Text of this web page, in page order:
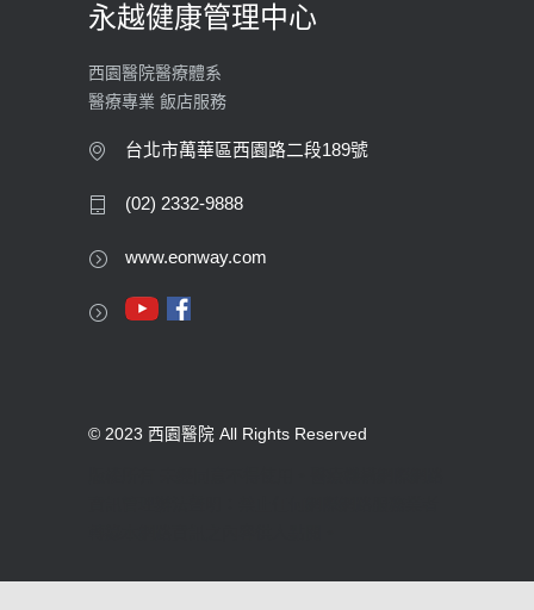
永越健康管理中心
西園醫院醫療體系
醫療專業 飯店服務
台北市萬華區西園路二段189號
(02) 2332-9888
www.eonway.com
© 2023 西園醫院 All Rights Reserved